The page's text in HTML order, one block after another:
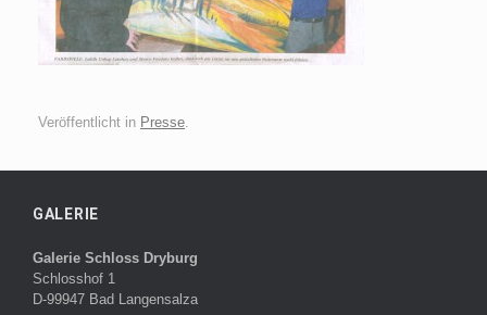
Veröffentlicht in Presse.
GALERIE
Galerie Schloss Dryburg
Schlosshof 1
D-99947 Bad Langensalza